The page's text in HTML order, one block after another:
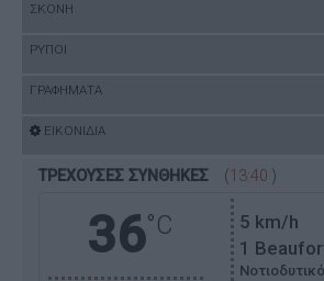
ΣΚΟΝΗ
ΡΥΠΟΙ
ΓΡΑΦΗΜΑΤΑ
ΕΙΚΟΝΙΔΙΑ
ΤΡΕΧΟΥΣΕΣ ΣΥΝΘΗΚΕΣ (13:40 )
36°C 5 km/h
1